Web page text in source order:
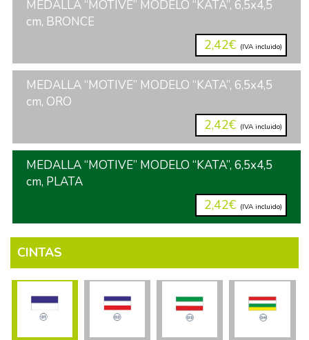
MEDALLA “MOTIVE” MODELO “KATA”, 6,5x4,5
cm, BRONCE
2,42€ (IVA incluido)
MEDALLA “MOTIVE” MODELO “KATA”, 6,5x4,5
cm, ORO
2,42€ (IVA incluido)
MEDALLA “MOTIVE” MODELO “KATA”, 6,5x4,5
cm, PLATA
2,42€ (IVA incluido)
CINTAS